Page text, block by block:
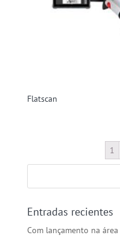
Flatscan
1
Entradas recientes
Com lançamento na